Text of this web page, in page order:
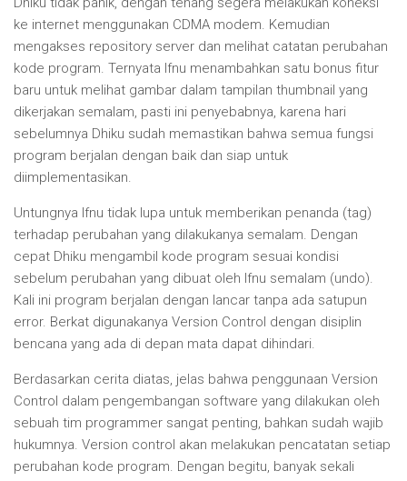
ke internet menggunakan CDMA modem. Kemudian
mengakses repository server dan melihat catatan perubahan
kode program. Ternyata Ifnu menambahkan satu bonus fitur
baru untuk melihat gambar dalam tampilan thumbnail yang
dikerjakan semalam, pasti ini penyebabnya, karena hari
sebelumnya Dhiku sudah memastikan bahwa semua fungsi
program berjalan dengan baik dan siap untuk
diimplementasikan.
Untungnya Ifnu tidak lupa untuk memberikan penanda (tag)
terhadap perubahan yang dilakukanya semalam. Dengan
cepat Dhiku mengambil kode program sesuai kondisi
sebelum perubahan yang dibuat oleh Ifnu semalam (undo).
Kali ini program berjalan dengan lancar tanpa ada satupun
error. Berkat digunakanya Version Control dengan disiplin
bencana yang ada di depan mata dapat dihindari.
Berdasarkan cerita diatas, jelas bahwa penggunaan Version
Control dalam pengembangan software yang dilakukan oleh
sebuah tim programmer sangat penting, bahkan sudah wajib
hukumnya. Version control akan melakukan pencatatan setiap
perubahan kode program. Dengan begitu, banyak sekali